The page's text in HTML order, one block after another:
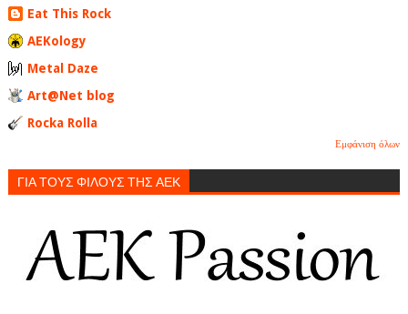
Eat This Rock
AEKology
Metal Daze
Art@Net blog
Rocka Rolla
Εμφάνιση όλων
ΓΙΑ ΤΟΥΣ ΦΙΛΟΥΣ ΤΗΣ ΑΕΚ